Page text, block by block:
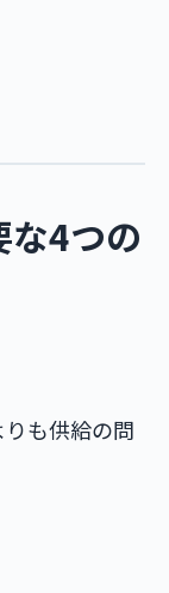
4つの
も供給の問